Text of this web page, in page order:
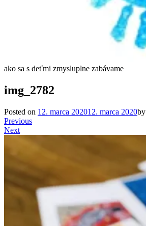
ako sa s deťmi zmysluplne zabávame
img_2782
Posted on 12. marca 202012. marca 2020by
Previous
Next